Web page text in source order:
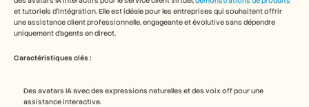
et tutoriels d’intégration. Elle est idéale pour les entreprises qui souhaitent offrir
une assistance client professionnelle, engageante et évolutive sans dépendre
uniquement d’agents en direct.
Caractéristiques clés :
Des avatars IA avec des expressions naturelles et des voix off pour une
assistance interactive.
Carrières
Réserver une démonstration